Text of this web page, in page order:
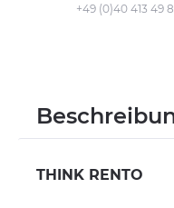
+49 (0)40 413 49
THINK RENTO